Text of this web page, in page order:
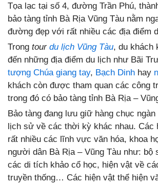
Tọa lạc tại số 4, đường Trần Phú,
bảo tàng tỉnh Bà Rịa Vũng Tàu nằm
đường đẹp với rất nhiều các địa điểm
Trong tour du lịch Vũng Tàu, du khách
đến những địa điểm du lịch như Bãi
tượng Chúa giang tay, Bạch Dinh hay
khách còn được tham quan các công
trong đó có bảo tàng tỉnh Bà Rịa –
Bảo tàng đang lưu giữ hàng chục
lịch sử về các thời kỳ khác nhau. Các
rất nhiều các lĩnh vực văn hóa, khoa
người dân Bà Rịa – Vũng Tàu như: bộ
các di tích khảo cổ học, hiện vật về
truyền thống… Các hiện vật thể hiện